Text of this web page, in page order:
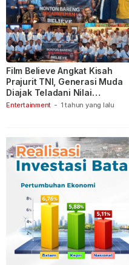
Entertainment - 1 tahun yang lalu
Film Believe Angkat Kisah
Prajurit TNI, Generasi Muda
Diajak Teladani Nilai
Keberanian